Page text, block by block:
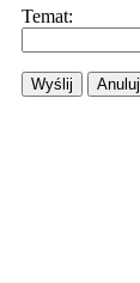
Temat:
Wyślij Anuluj